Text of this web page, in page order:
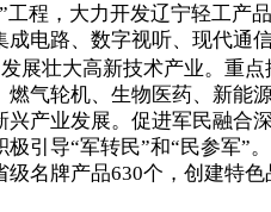
工程，大力开发辽宁轻工产
电路、数字视听、现代通
壮大高新技术产业。重点
气轮机、生物医药、新能
兴产业发展。促进军民融合
引导“军转民”和“民参军”
级名牌产品630个，创建特色